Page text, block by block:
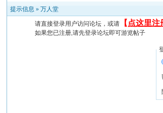
提示信息 »万人堂
请直接登录用户访问论坛，或请 【 点这里注
如果您已注册,请先登录论坛即可游览帖子